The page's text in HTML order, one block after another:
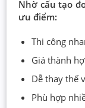
Nhờ cấu tạo
ưu điểm:
Thi công
Giá thành
Dễ thay thế
Phù hợp